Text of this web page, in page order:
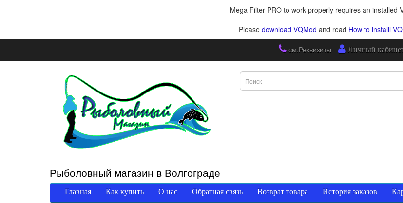
Mega Filter PRO to work properly requires an installed
Please download VQMod and read How to installl
см.Реквизиты Личный
Рыболовный магазин в Волгограде
Главная Как купить О нас Обратная связь Возврат товара История заказов